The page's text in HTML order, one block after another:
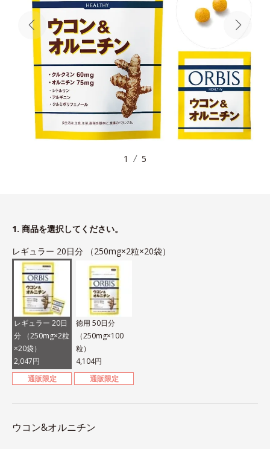
1 5
1. 商品を選択してください。
レギュラー 20日分 （250mg×2粒×20袋）
レギュラー 20日
分 （250mg×2粒
×20袋）
2,047円
通販限定
徳用 50日分
（250mg×100
粒）
4,104円
通販限定
ウコン&オルニチン